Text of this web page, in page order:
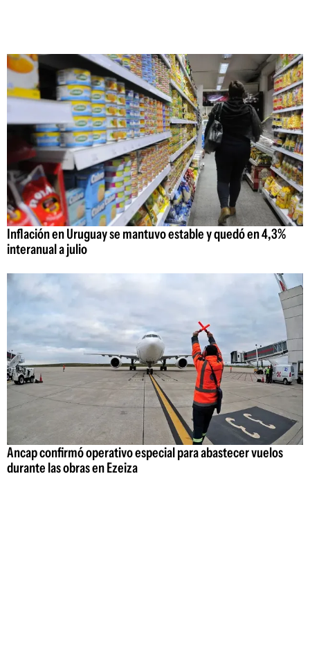
Inflación en Uruguay se mantuvo estable y quedó en 4,3%
interanual a julio
Ancap confirmó operativo especial para abastecer vuelos
durante las obras en Ezeiza